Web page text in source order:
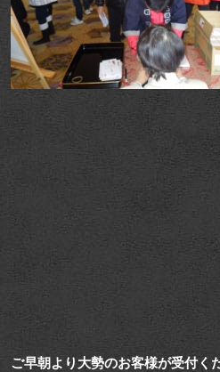
ご早朝より大勢のお客様が受付く